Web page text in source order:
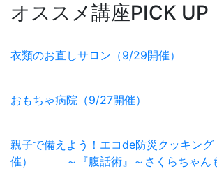
オススメ講座PICK UP
衣類のお直しサロン（9/29開催）
おもちゃ病院（9/27開催）
親子で備えよう！エコde防災クッキン
催） ～『腹話術』～さくらちゃん